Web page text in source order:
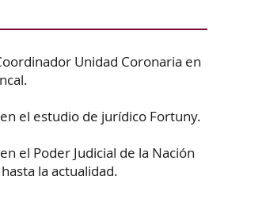
Unidad Coronaria en
el estudio de jurídico Fortuny.
el Poder Judicial de la Nación
la actualidad.